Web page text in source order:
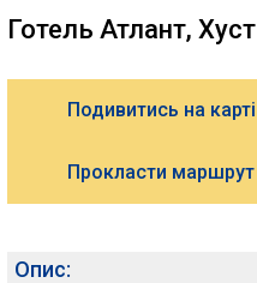
Готель Атлант, Хуст
Подивитись на карті
Прокласти маршрут
Опис: